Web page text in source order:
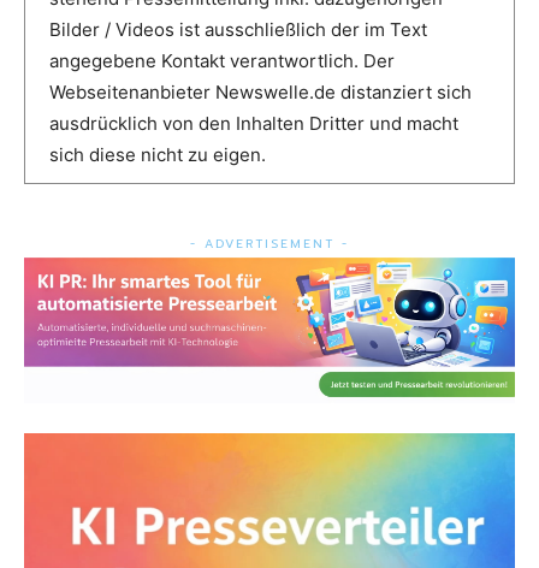
Bilder / Videos ist ausschließlich der im Text
angegebene Kontakt verantwortlich. Der
Webseitenanbieter Newswelle.de distanziert sich
ausdrücklich von den Inhalten Dritter und macht
sich diese nicht zu eigen.
- ADVERTISEMENT -